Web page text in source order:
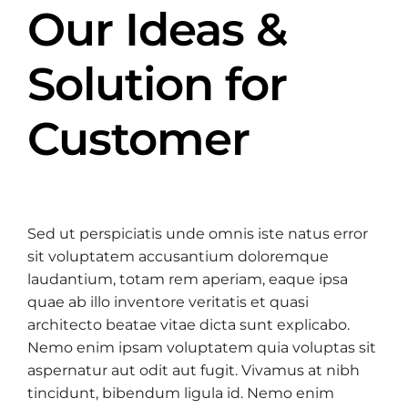
Our Ideas &
Solution for
Customer
Sed ut perspiciatis unde omnis iste natus error
sit voluptatem accusantium doloremque
laudantium, totam rem aperiam, eaque ipsa
quae ab illo inventore veritatis et quasi
architecto beatae vitae dicta sunt explicabo.
Nemo enim ipsam voluptatem quia voluptas sit
aspernatur aut odit aut fugit. Vivamus at nibh
tincidunt, bibendum ligula id. Nemo enim